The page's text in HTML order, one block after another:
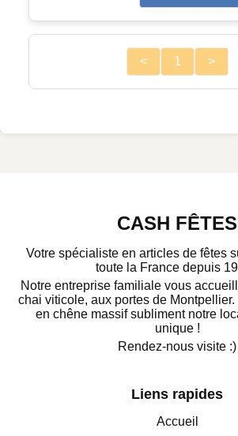
< 1 >
CASH FÊTES
Votre spécialiste en articles de fêtes
toute la France depuis
Notre entreprise familiale vous
chai viticole, aux portes de
en chêne massif subliment notre
unique !
Rendez-nous visite :)
Liens rapides
Accueil